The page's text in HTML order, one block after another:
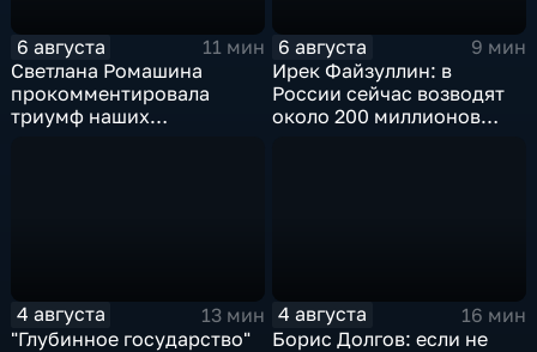
6 августа
11 мин
Светлана Ромашина
прокомментировала
триумф наших
6 августа
9 мин
Ирек Файзуллин: в
России сейчас возводят
около 200 миллионов
4 августа
13 мин
"Глубинное государство"
4 августа
16 мин
Борис Долгов: если не